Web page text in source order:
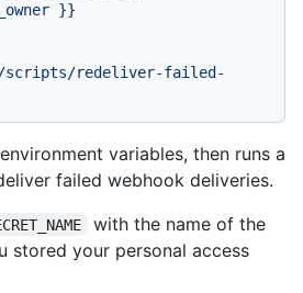
}}
scripts/redeliver-failed-
variables, then runs a
failed webhook deliveries.
with the name of the
stored your personal access